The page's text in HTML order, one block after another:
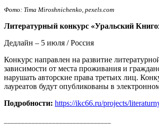
Фото: Tima Miroshnichenko, pexels.com
Литературный конкурс «Уральский
Дедлайн – 5 июля / Россия
Конкурс направлен на развитие
зависимости от места проживания и
нарушать авторские права третьих лиц.
лауреатов будут опубликованы в
Подробности: https://ikc66.ru/projects/